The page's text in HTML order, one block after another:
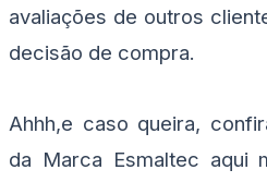
avaliações de outros
decisão de compra.
Ahhh,e caso queira,
da Marca Esmaltec aqui